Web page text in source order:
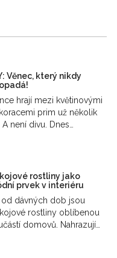
Věnec, který nikdy
hrají mezi květinovými
prim už několik
A není divu. Dnes…
rostliny jako
prvek v interiéru
od dávných dob jsou
rostliny oblíbenou
domovů. Nahrazují…